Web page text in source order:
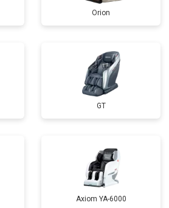
Orion
GT
Axiom YA-6000